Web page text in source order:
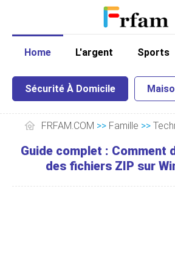
Home L'argent Sports
Sécurité À Domicile
FRFAM.COM >> Famille >>
Guide complet : Comment
des fichiers ZIP sur